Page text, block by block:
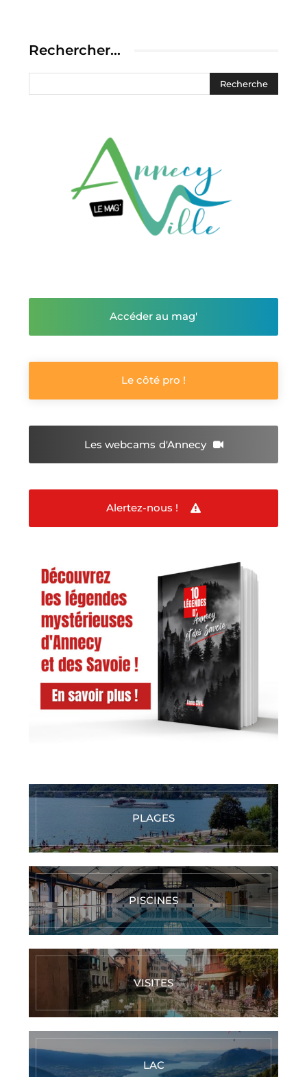
Rechercher…
Accéder au mag'
Le côté pro !
Les webcams d'Annecy
Alertez-nous !
PLAGES
PISCINES
VISITES
LAC